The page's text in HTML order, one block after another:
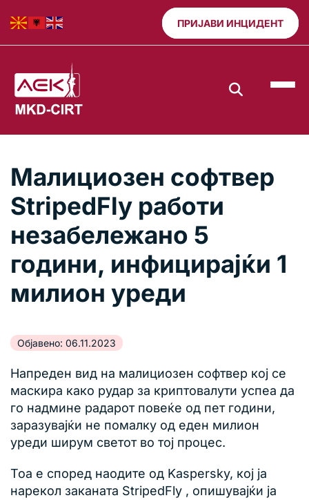
ПРИЈАВИ ИНЦИДЕНТ
Малициозен софтвер
StripedFly работи
незабележано 5
години, инфицирајќи 1
милион уреди
Објавено: 06.11.2023
Напреден вид на малициозен софтвер кој се
маскира како рудар за криптовалути успеа да
го надмине радарот повеќе од пет години,
заразувајќи не помалку од еден милион
уреди ширум светот во тој процес.
Тоа е според наодите од Kaspersky, кој ја
нарекол заканата StripedFly , опишувајќи ја